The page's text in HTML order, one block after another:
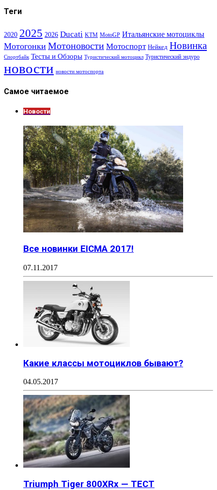
Теги
2020 2025 2026 Ducati KTM MotoGP Итальянские мотоциклы
Мотогонки Мотоновости Мотоспорт Нейкед Новинка
Спортбайк Тесты и Обзоры Туристический мотоцикл Туристический эндуро
новости новости мотоспорта
Самое читаемое
Новости
Все новинки EICMA 2017!
07.11.2017
Какие классы мотоциклов бывают?
04.05.2017
Triumph Tiger 800XRx — ТЕСТ